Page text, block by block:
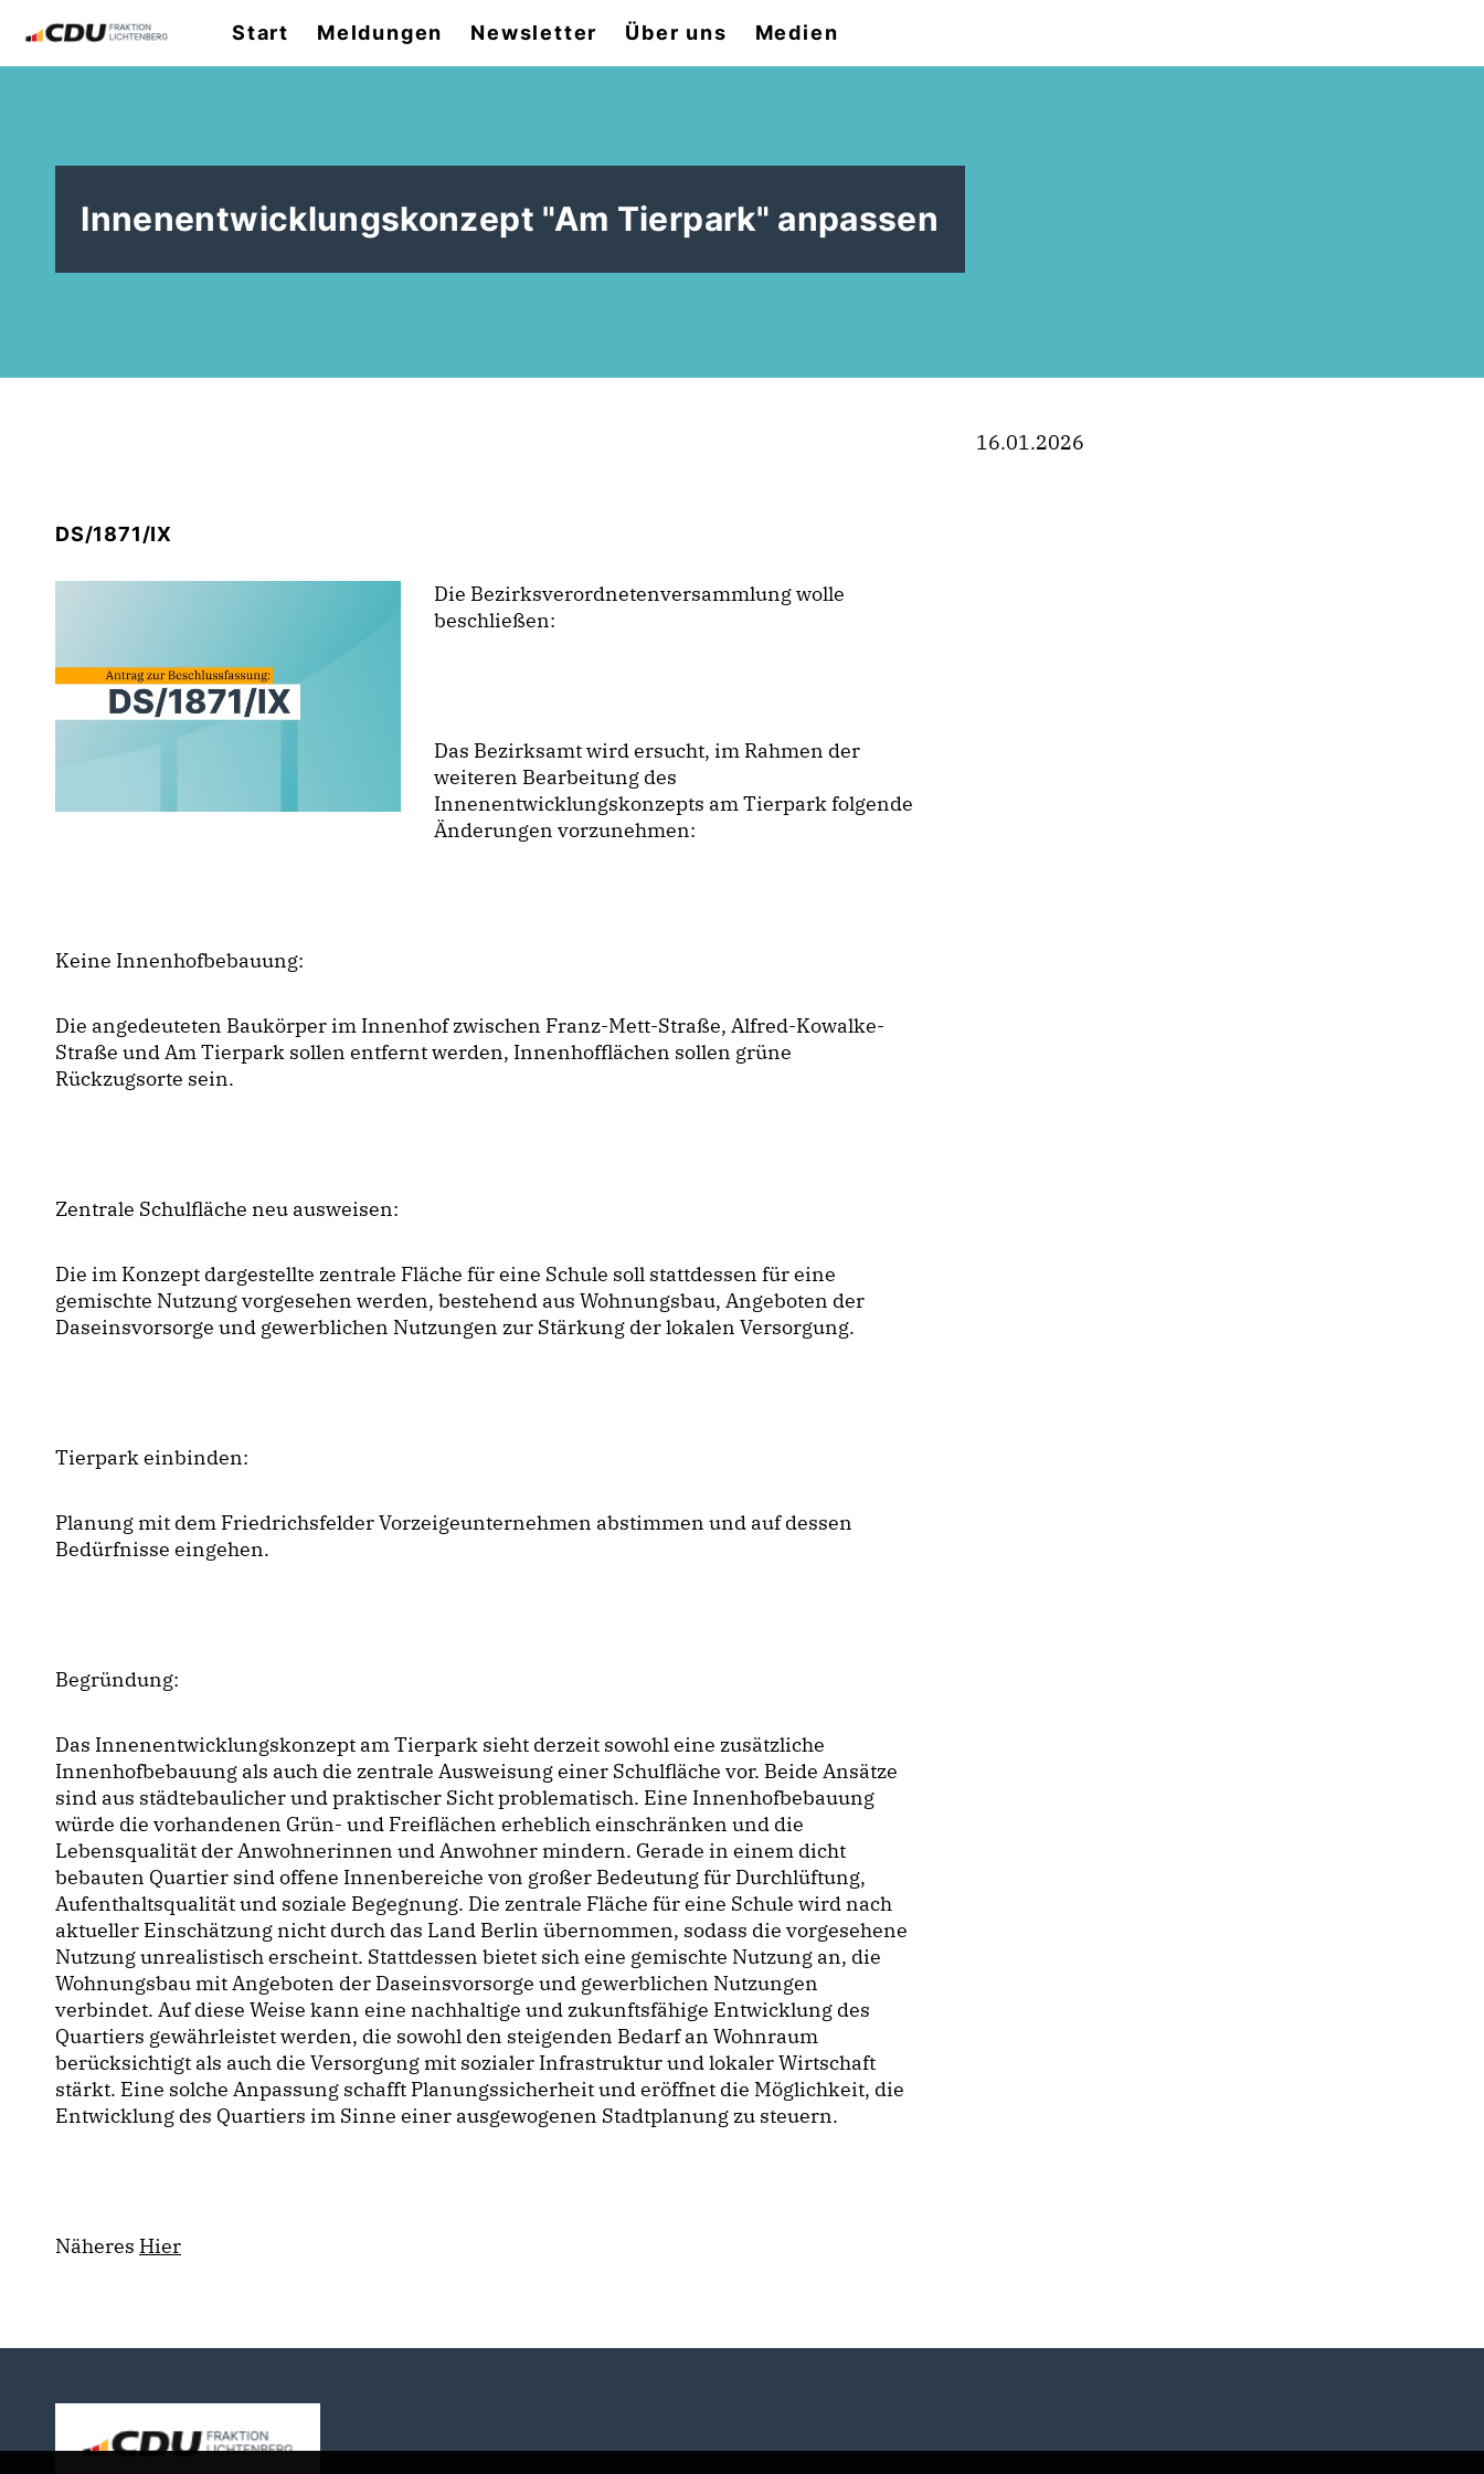
Start Meldungen Newsletter Über uns Medien
Innenentwicklungskonzept "Am Tierpark" anpassen
DS/1871/IX
Die Bezirksverordnetenversammlung wolle
beschließen:
Das Bezirksamt wird ersucht, im Rahmen der
weiteren Bearbeitung des
Innenentwicklungskonzepts am Tierpark folgende
Änderungen vorzunehmen:
Keine Innenhofbebauung:
Die angedeuteten Baukörper im Innenhof zwischen Franz-Mett-Straße, Alfred-Kowalke-
Straße und Am Tierpark sollen entfernt werden, Innenhofflächen sollen grüne
Rückzugsorte sein.
Zentrale Schulfläche neu ausweisen:
Die im Konzept dargestellte zentrale Fläche für eine Schule soll stattdessen für eine
gemischte Nutzung vorgesehen werden, bestehend aus Wohnungsbau, Angeboten der
Daseinsvorsorge und gewerblichen Nutzungen zur Stärkung der lokalen Versorgung.
Tierpark einbinden:
Planung mit dem Friedrichsfelder Vorzeigeunternehmen abstimmen und auf dessen
Bedürfnisse eingehen.
Begründung:
Das Innenentwicklungskonzept am Tierpark sieht derzeit sowohl eine zusätzliche
Innenhofbebauung als auch die zentrale Ausweisung einer Schulfläche vor. Beide Ansätze
sind aus städtebaulicher und praktischer Sicht problematisch. Eine Innenhofbebauung
würde die vorhandenen Grün- und Freiflächen erheblich einschränken und die
Lebensqualität der Anwohnerinnen und Anwohner mindern. Gerade in einem dicht
bebauten Quartier sind offene Innenbereiche von großer Bedeutung für Durchlüftung,
Aufenthaltsqualität und soziale Begegnung. Die zentrale Fläche für eine Schule wird nach
aktueller Einschätzung nicht durch das Land Berlin übernommen, sodass die vorgesehene
Nutzung unrealistisch erscheint. Stattdessen bietet sich eine gemischte Nutzung an, die
Wohnungsbau mit Angeboten der Daseinsvorsorge und gewerblichen Nutzungen
verbindet. Auf diese Weise kann eine nachhaltige und zukunftsfähige Entwicklung des
Quartiers gewährleistet werden, die sowohl den steigenden Bedarf an Wohnraum
berücksichtigt als auch die Versorgung mit sozialer Infrastruktur und lokaler Wirtschaft
stärkt. Eine solche Anpassung schafft Planungssicherheit und eröffnet die Möglichkeit, die
Entwicklung des Quartiers im Sinne einer ausgewogenen Stadtplanung zu steuern.
Näheres Hier
16.01.2026